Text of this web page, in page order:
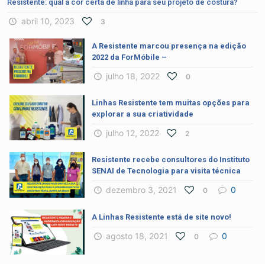
Resistente: qual a cor certa de linha para seu projeto de costura?
abril 10, 2023 3
A Resistente marcou presença na edição
2022 da ForMóbile –
julho 18, 2022 0
Linhas Resistente tem muitas opções para
explorar a sua criatividade
julho 12, 2022 2
Resistente recebe consultores do Instituto
SENAI de Tecnologia para visita técnica
dezembro 3, 2021 0
0
A Linhas Resistente está de site novo!
agosto 18, 2021 0
0